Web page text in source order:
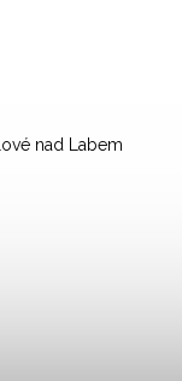
nad Labem